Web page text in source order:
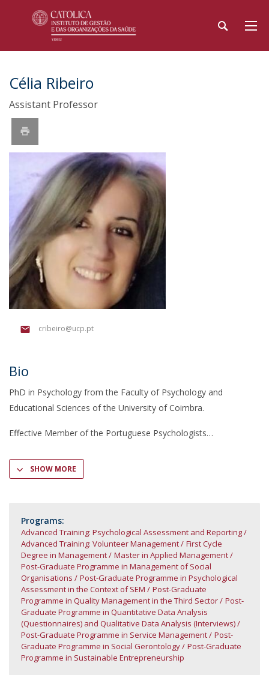
Célia Ribeiro
Assistant Professor
cribeiro@ucp.pt
Bio
PhD in Psychology from the Faculty of Psychology and
Educational Sciences of the University of Coimbra.
Effective Member of the Portuguese Psychologists
SHOW MORE
Programs:
Advanced Training: Psychological Assessment and Reporting
Advanced Training: Volunteer Management
First Cycle
Degree in Management
Master in Applied Management
Post-Graduate Programme in Management of Social
Organisations
Post-Graduate Programme in Psychological
Assessment in the Context of SEM
Post-Graduate
Programme in Quality Management in the Third Sector
Post-
Graduate Programme in Quantitative Data Analysis
(Questionnaires) and Qualitative Data Analysis (Interviews)
Post-Graduate Programme in Service Management
Post-
Graduate Programme in Social Gerontology
Post-Graduate
Programme in Sustainable Entrepreneurship